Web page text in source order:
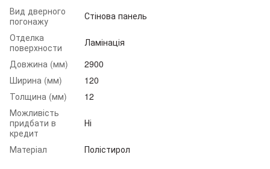
Вид дверного
погонажу
Стінова панель
Отделка
поверхности
Ламінація
Довжина (мм)
2900
Ширина (мм)
120
Толщина (мм)
12
Можливість
придбати в
кредит
Ні
Матеріал Полістирол